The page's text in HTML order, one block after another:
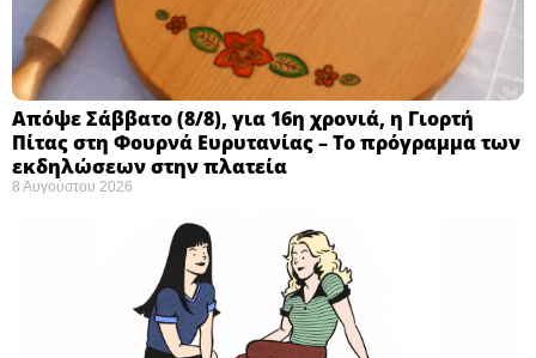
Απόψε Σάββατο (8/8), για 16η χρονιά, η Γιορτή
Πίτας στη Φουρνά Ευρυτανίας – Το πρόγραμμα των
εκδηλώσεων στην πλατεία
8 Αυγούστου 2026